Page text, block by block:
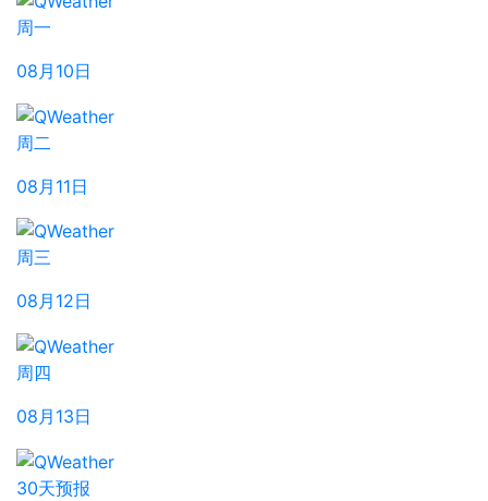
周一
08月10日
周二
08月11日
周三
08月12日
周四
08月13日
30天预报